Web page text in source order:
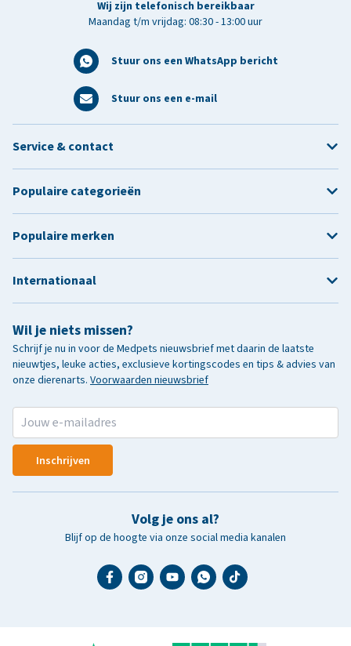
Wij zijn telefonisch bereikbaar
Maandag t/m vrijdag: 08:30 - 13:00 uur
Stuur ons een WhatsApp bericht
Stuur ons een e-mail
Wil je niets missen?
Schrijf je nu in voor de Medpets nieuwsbrief met daarin de laatste
nieuwtjes, leuke acties, exclusieve kortingscodes en tips & advies van
onze dierenarts. Voorwaarden nieuwsbrief
Inschrijven
Volg je ons al?
Blijf op de hoogte via onze social media kanalen
Service & contact
Populaire categorieën
Populaire merken
Internationaal